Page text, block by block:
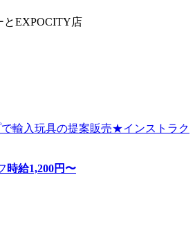
とEXPOCITY店
輸入玩具の提案販売★インストラク
時給1,200円〜